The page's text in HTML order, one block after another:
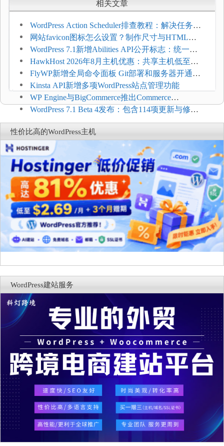
相关文章
WordPress Action Scheduler排查教程：解决任务积
压和订单延迟
网站favicon图标怎么设置？制作尺寸与HTML添
加方法
WordPress 7.1新增Abilities API公开标志：统一支
持REST API、MCP与AI代理
HawkHost 2026年8月主机优惠：共享主机低至
$2.61/月，高性能主机同步折扣
FlyWP新增全局命令面板 Git部署和服务器开通更
方便
Kinsta API新增多项WordPress站点管理功能
WP Engine与BigCommerce推出Commerce
Connect：WordPress商店可保留前台体验并扩展电
商能力
WordPress 7.1 Beta 4发布：包含114项更新与修
复，仅建议在测试环境体验
性价比高的WordPress主机
WordPress建站服务